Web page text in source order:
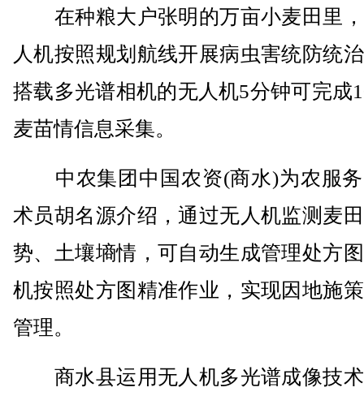
在种粮大户张明的万亩小麦田里
人机按照规划航线开展病虫害统防统
搭载多光谱相机的无人机5分钟可完成
麦苗情信息采集。
中农集团中国农资(商水)为农服务
术员胡名源介绍，通过无人机监测麦
势、土壤墒情，可自动生成管理处方
机按照处方图精准作业，实现因地施
管理。
商水县运用无人机多光谱成像技